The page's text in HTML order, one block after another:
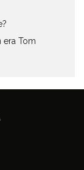
era Tom